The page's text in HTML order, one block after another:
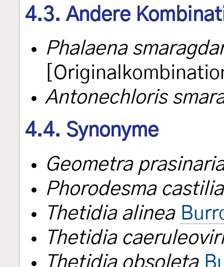
4.3. Andere
Phalaena
Antonechloris
4.4. Synonyme
Geometra
Phorodesma
Thetidia alinea
Thetidia
Thetidia obsoleta